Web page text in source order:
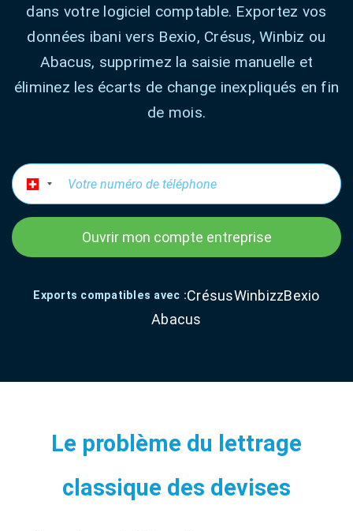
dans votre logiciel comptable. Exportez vos
données ibani vers Bexio, Crésus, Winbiz ou
Abacus, supprimez la saisie manuelle et
éliminez les écarts de change inexpliqués en fin
de mois.
Ouvrir mon compte entreprise
Exports compatibles avec :CrésusWinbizzBexio
Abacus
Le problème du lettrage
classique des devises